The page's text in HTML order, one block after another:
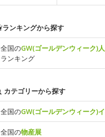
ランキングから探す
全国のGW(ゴールデンウィーク)
ランキング
カテゴリーから探す
全国のGW(ゴールデンウィーク)
全国の物産展